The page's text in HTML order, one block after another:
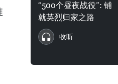
“500个昼夜战役”: 铺
就英烈归家之路
收听